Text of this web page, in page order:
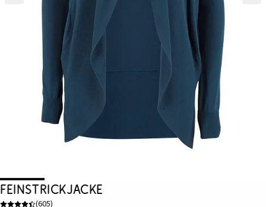
Feinstrickjacke
(605)